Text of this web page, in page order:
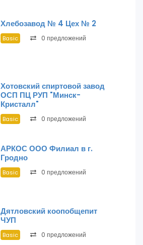
Хлебозавод № 4 Цех № 2
Basic 0 предложений
Хотовский спиртовой завод
ОСП ПЦ РУП "Минск-
Кристалл"
Basic 0 предложений
АРКОС ООО Филиал в г.
Гродно
Basic 0 предложений
Дятловский коопобщепит
ЧУП
Basic 0 предложений